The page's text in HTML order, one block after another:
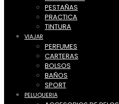
PESTAÑAS
PRACTICA
TINTURA
VIAJAR
PERFUMES
CARTERAS
BOLSOS
BAÑOS
SPORT
PELUQUERIA